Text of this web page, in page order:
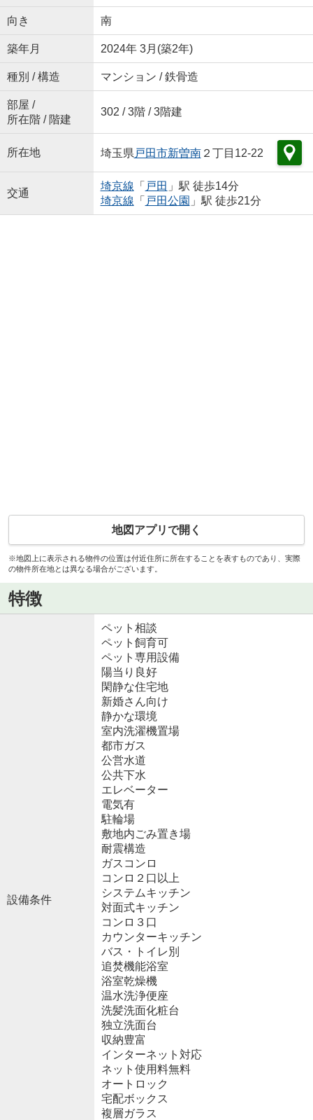
向き 南
築年月 2024年 3月(築2年)
種別 / 構造 マンション / 鉄骨造
部屋 /
所在階 / 階建
302 / 3階 / 3階建
所在地 埼玉県 戸田市新曽南２丁目12-22
交通
埼京線 「 戸田 」駅 徒歩14分
埼京線 「 戸田公園 」駅 徒歩21分
地図アプリで開く
※地図上に表示される物件の位置は付近住所に所在することを表すものであり、実際
の物件所在地とは異なる場合がございます。
特徴
設備条件
ペット相談
ペット飼育可
ペット専用設備
陽当り良好
閑静な住宅地
新婚さん向け
静かな環境
室内洗濯機置場
都市ガス
公営水道
公共下水
エレベーター
電気有
駐輪場
敷地内ごみ置き場
耐震構造
ガスコンロ
コンロ２口以上
システムキッチン
対面式キッチン
コンロ３口
カウンターキッチン
バス・トイレ別
追焚機能浴室
浴室乾燥機
温水洗浄便座
洗髪洗面化粧台
独立洗面台
収納豊富
インターネット対応
ネット使用料無料
オートロック
宅配ボックス
複層ガラス